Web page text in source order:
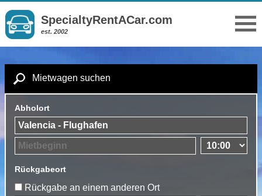
SpecialtyRentACar.com
est. 2002
Mietwagen suchen
Abholort
Rückgabeort
Rückgabe an einem anderen Ort